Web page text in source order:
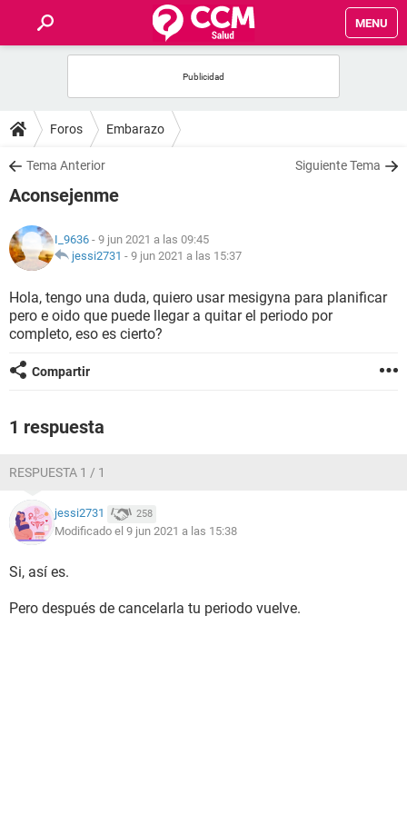
MENU
FOROS
SALUD
NUTRICIÓN
BIENESTAR
Foros Embarazo
Tema Anterior Siguiente Tema
Aconsejenme
I_9636 - 9 jun 2021 a las 09:45
jessi2731 - 9 jun 2021 a las 15:37
Hola, tengo una duda, quiero usar mesigyna para planificar
pero e oido que puede llegar a quitar el periodo por
completo, eso es cierto?
Compartir
1 respuesta
RESPUESTA 1 / 1
jessi2731 258
Modificado el 9 jun 2021 a las 15:38
Si, así es.
Pero después de cancelarla tu periodo vuelve.